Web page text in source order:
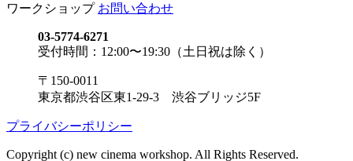
ワークショップ お問い合わせ
03-5774-6271
受付時間：12:00〜19:30（土日祝は除く）
〒150-0011
東京都渋谷区東1-29-3 渋谷ブリッジ5F
プライバシーポリシー
Copyright (c) new cinema workshop. All Rights Reserved.